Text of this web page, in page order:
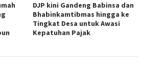
DJP kini Gandeng Babinsa dan
Bhabinkamtibmas hingga ke
Tingkat Desa untuk Awasi
Kepatuhan Pajak